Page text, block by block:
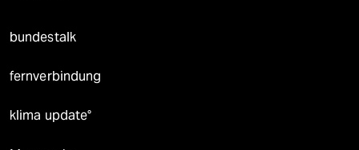
bundestalk
fernverbindung
klima update°